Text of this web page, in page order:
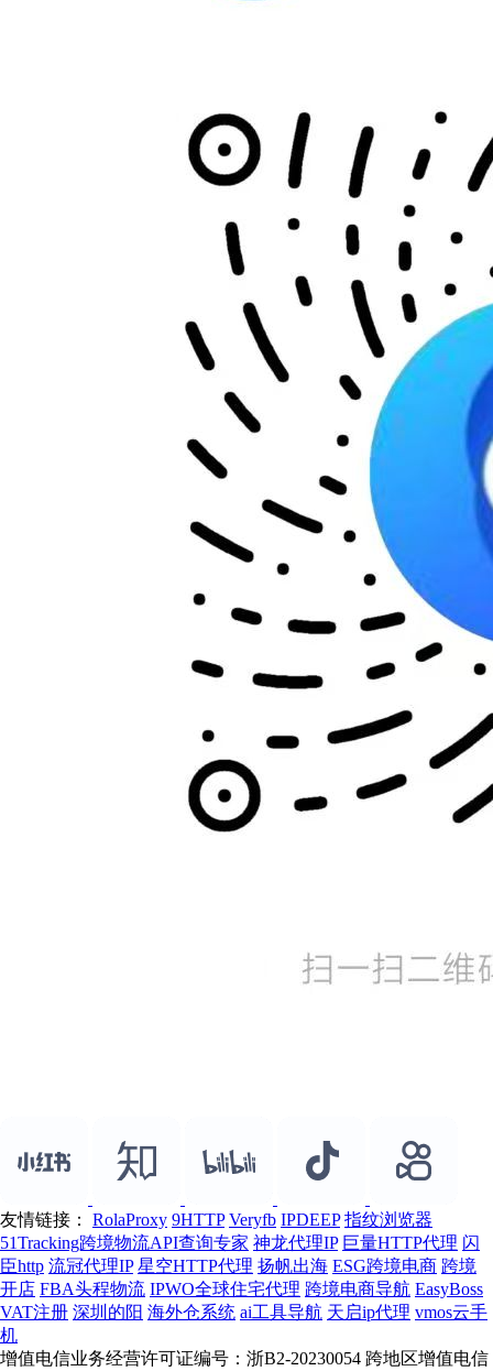
友情链接： RolaProxy 9HTTP Veryfb IPDEEP 指纹浏览器
51Tracking跨境物流API查询专家 神龙代理IP 巨量HTTP代理 闪
臣http 流冠代理IP 星空HTTP代理 扬帆出海 ESG跨境电商 跨境
开店 FBA头程物流 IPWO全球住宅代理 跨境电商导航 EasyBoss
VAT注册 深圳的阳 海外仓系统 ai工具导航 天启ip代理 vmos云手
机
增值电信业务经营许可证编号：浙B2-20230054 跨地区增值电信